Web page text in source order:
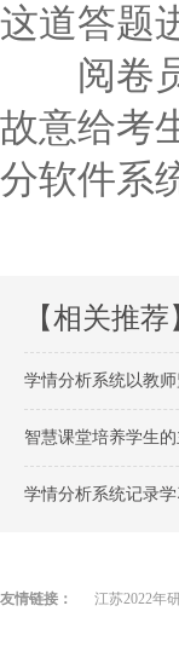
这道答题
阅卷员
故意给考
分软件系
【相关推荐
学情分析系统以教
智慧课堂培养学生
学情分析系统记录
友情链接： 江苏2022年